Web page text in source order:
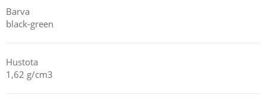
Barva
black-green
Hustota
1,62 g/cm3